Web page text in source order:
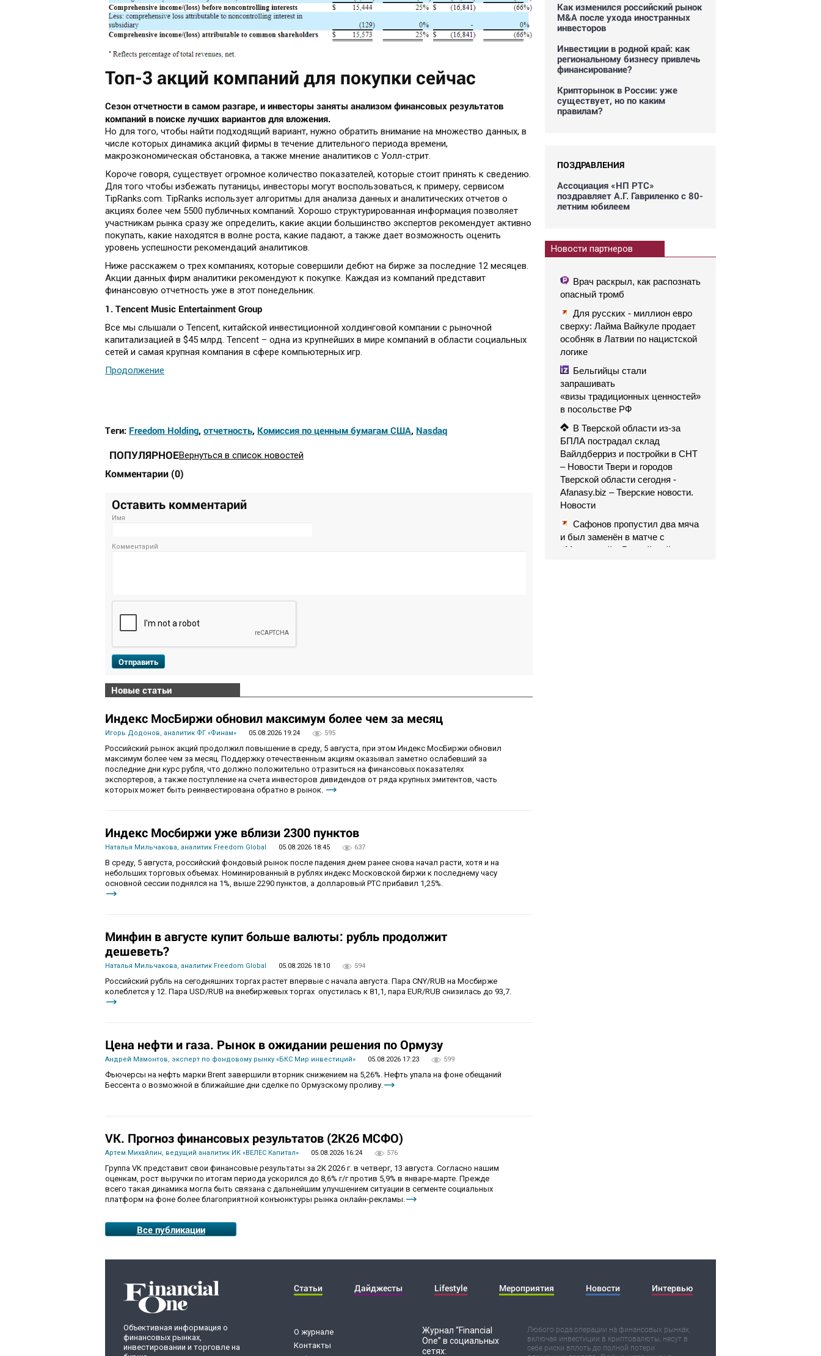
Топ-3 акций компаний для покупки сейчас
Сезон отчетности в самом разгаре, и инвесторы заняты анализом финансовых результатов
компаний в поиске лучших вариантов для вложения.
Но для того, чтобы найти подходящий вариант, нужно обратить внимание на множество данных, в
числе которых динамика акций фирмы в течение длительного периода времени,
макроэкономическая обстановка, а также мнение аналитиков с Уолл-стрит.
Короче говоря, существует огромное количество показателей, которые стоит принять к сведению.
Для того чтобы избежать путаницы, инвесторы могут воспользоваться, к примеру, сервисом
TipRanks.com. TipRanks использует алгоритмы для анализа данных и аналитических отчетов о
акциях более чем 5500 публичных компаний. Хорошо структурированная информация позволяет
участникам рынка сразу же определить, какие акции большинство экспертов рекомендует активно
покупать, какие находятся в волне роста, какие падают, а также дает возможность оценить
уровень успешности рекомендаций аналитиков.
Ниже расскажем о трех компаниях, которые совершили дебют на бирже за последние 12 месяцев.
Акции данных фирм аналитики рекомендуют к покупке. Каждая из компаний представит
финансовую отчетность уже в этот понедельник.
1. Tencent Music Entertainment Group
Все мы слышали о Tencent, китайской инвестиционной холдинговой компании с рыночной
капитализацией в $45 млрд. Tencent – одна из крупнейших в мире компаний в области социальных
сетей и самая крупная компания в сфере компьютерных игр.
Продолжение
Теги: Freedom Holding, отчетность, Комиссия по ценным бумагам США, Nasdaq
ПОПУЛЯРНОЕВернуться в список новостей
Комментарии (0)
Оставить комментарий
Имя
Комментарий
Отправить
Новые статьи
Индекс МосБиржи обновил максимум более чем за месяц
Игорь Додонов, аналитик ФГ «Финам» 05.08.2026 19:24 595
Российский рынок акций продолжил повышение в среду, 5 августа, при этом Индекс МосБиржи обновил
максимум более чем за месяц. Поддержку отечественным акциям оказывал заметно ослабевший за
последние дни курс рубля, что должно положительно отразиться на финансовых показателях
экспортеров, а также поступление на счета инвесторов дивидендов от ряда крупных эмитентов, часть
которых может быть реинвестирована обратно в рынок.
Индекс Мосбиржи уже вблизи 2300 пунктов
Наталья Мильчакова, аналитик Freedom Global 05.08.2026 18:45 637
В среду, 5 августа, российский фондовый рынок после падения днем ранее снова начал расти, хотя и на
небольших торговых объемах. Номинированный в рублях индекс Московской биржи к последнему часу
основной сессии поднялся на 1%, выше 2290 пунктов, а долларовый РТС прибавил 1,25%.
Минфин в августе купит больше валюты: рубль продолжит
дешеветь?
Наталья Мильчакова, аналитик Freedom Global 05.08.2026 18:10 594
Российский рубль на сегодняшних торгах растет впервые с начала августа. Пара CNY/RUB на Мосбирже
колеблется у 12. Пара USD/RUB на внебиржевых торгах опустилась к 81,1, пара EUR/RUB снизилась до 93,7.
Цена нефти и газа. Рынок в ожидании решения по Ормузу
Андрей Мамонтов, эксперт по фондовому рынку «БКС Мир инвестиций» 05.08.2026 17:23 599
Фьючерсы на нефть марки Brent завершили вторник снижением на 5,26%. Нефть упала на фоне обещаний
Бессента о возможной в ближайшие дни сделке по Ормузскому проливу.
VK. Прогноз финансовых результатов (2К26 МСФО)
Артем Михайлин, ведущий аналитик ИК «ВЕЛЕС Капитал» 05.08.2026 16:24 576
Группа VK представит свои финансовые результаты за 2К 2026 г. в четверг, 13 августа. Согласно нашим
оценкам, рост выручки по итогам периода ускорился до 8,6% г/г против 5,9% в январе-марте. Прежде
всего такая динамика могла быть связана с дальнейшим улучшением ситуации в сегменте социальных
платформ на фоне более благоприятной конъюнктуры рынка онлайн-рекламы.
Все публикации
Как изменился российский рынок
M&A после ухода иностранных
инвесторов
Инвестиции в родной край: как
региональному бизнесу привлечь
финансирование?
Крипторынок в России: уже
существует, но по каким
правилам?
ПОЗДРАВЛЕНИЯ
Ассоциация «НП РТС»
поздравляет А.Г. Гавриленко с 80-
летним юбилеем
Новости партнеров
Врач раскрыл, как распознать
опасный тромб
Для русских - миллион евро
сверху: Лайма Вайкуле продает
особняк в Латвии по нацистской
логике
Бельгийцы стали
запрашивать
«визы традиционных ценностей»
в посольстве РФ
В Тверской области из-за
БПЛА пострадал склад
Вайлдберриз и постройки в СНТ
– Новости Твери и городов
Тверской области сегодня -
Afanasy.biz – Тверские новости.
Новости
Сафонов пропустил два мяча
и был заменён в матче с
«Мальоркой». Российский
Объективная информация о
финансовых рынках,
инвестировании и торговле на
Статьи Дайджесты Lifestyle Мероприятия Новости Интервью
О журнале
Контакты
Журнал “Financial
One” в социальных
сетях:
Любого рода операции на финансовых рынках,
включая инвестиции в криптовалюты, несут в
себе риски вплоть до полной потери